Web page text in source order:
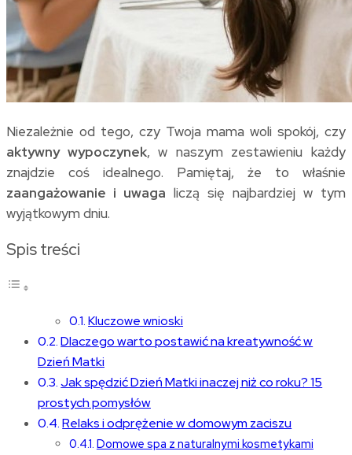
Niezależnie od tego, czy Twoja mama woli spokój, czy
aktywny wypoczynek, w naszym zestawieniu każdy
znajdzie coś idealnego. Pamiętaj, że to właśnie
zaangażowanie i uwaga liczą się najbardziej w tym
wyjątkowym dniu.
Spis treści
Kluczowe wnioski
Dlaczego warto postawić na kreatywność w
Dzień Matki
Jak spędzić Dzień Matki inaczej niż co roku? 15
prostych pomysłów
Relaks i odprężenie w domowym zaciszu
Domowe spa z naturalnymi kosmetykami